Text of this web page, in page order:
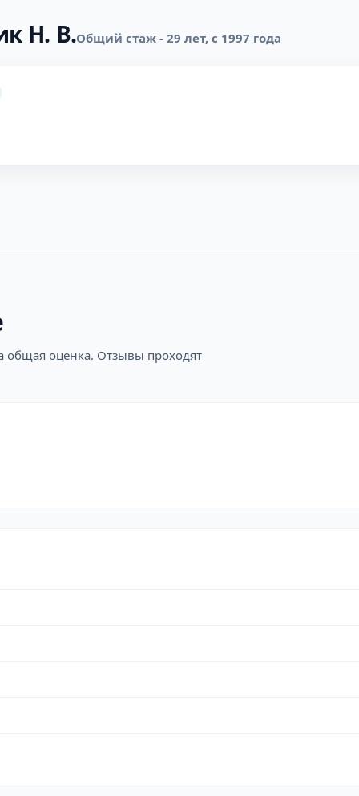
Н. В.Общий стаж - 29 лет, с 1997 года
общая оценка. Отзывы проходят